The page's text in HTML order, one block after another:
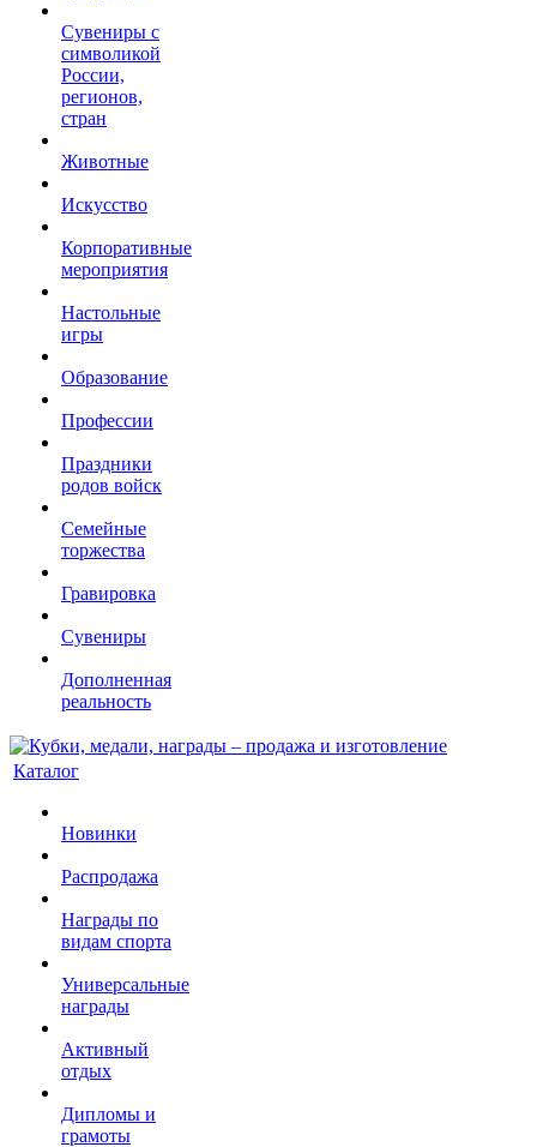
Сувениры с
символикой
России,
регионов,
стран
Животные
Искусство
Корпоративные
мероприятия
Настольные
игры
Образование
Профессии
Праздники
родов войск
Семейные
торжества
Гравировка
Сувениры
Дополненная
реальность
Каталог
Новинки
Распродажа
Награды по
видам спорта
Универсальные
награды
Активный
отдых
Дипломы и
грамоты